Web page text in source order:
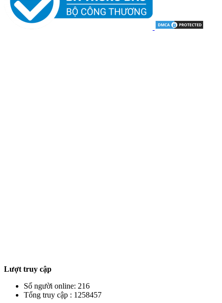
Lượt truy cập
Số người online: 216
Tổng truy cập : 1258457